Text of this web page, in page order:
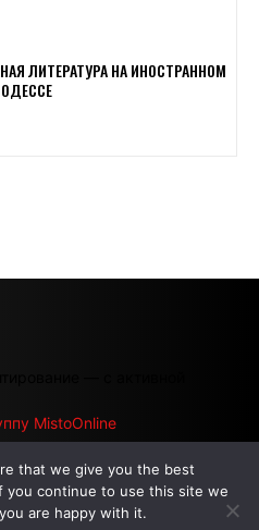
ЛИТЕРАТУРА НА ИНОСТРАННОМ
— с активной
MistoOnline
| РЕКЛАМА НА САЙТЕ
that we give you the best
you continue to use this site we
are happy with it.